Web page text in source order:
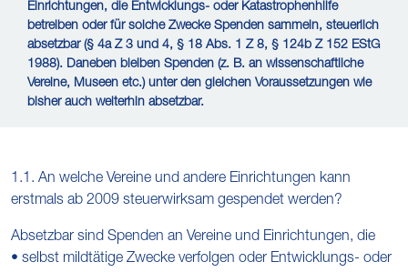
Einrichtungen, die Entwicklungs- oder Katastrophenhilfe
betreiben oder für solche Zwecke Spenden sammeln, steuerlich
absetzbar (§ 4a Z 3 und 4, § 18 Abs. 1 Z 8, § 124b Z 152 EStG
1988). Daneben bleiben Spenden (z. B. an wissenschaftliche
Vereine, Museen etc.) unter den gleichen Voraussetzungen wie
bisher auch weiterhin absetzbar.
1.1. An welche Vereine und andere Einrichtungen kann
erstmals ab 2009 steuerwirksam gespendet werden?
Absetzbar sind Spenden an Vereine und Einrichtungen, die
• selbst mildtätige Zwecke verfolgen oder Entwicklungs- oder